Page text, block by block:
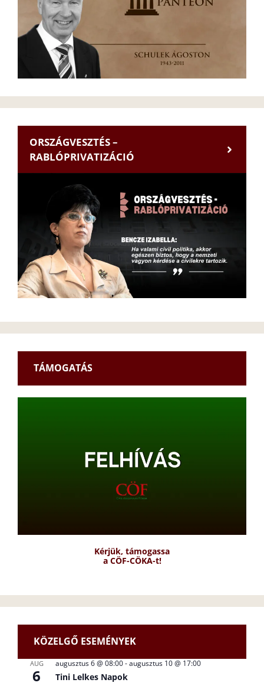
ORSZÁGVESZTÉS –
RABLÓPRIVATIZÁCIÓ
TÁMOGATÁS
Kérjük, támogassa
a CÖF-CÖKA-t!
KÖZELGŐ ESEMÉNYEK
AUG
6
augusztus 6 @ 08:00-augusztus 10 @ 17:00
Tini Lelkes Napok